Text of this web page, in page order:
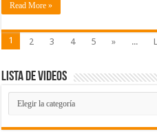
Read More »
1 2 3 4 5 » ...
Lista de Videos
Lista
de
Videos